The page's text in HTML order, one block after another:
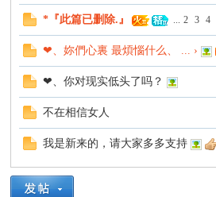
人
*『此篇已删除.』 ... 2 3 4
❤、妳們心裏 最煩惱什么、 ... ›
❤、你对现实低头了吗？
不在相信女人
我是新来的，请大家多多支持